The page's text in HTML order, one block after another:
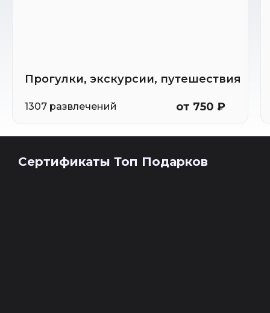
Прогулки, экскурсии, путешествия
1307 развлечений от 750 ₽
Сертификаты Топ Подарков